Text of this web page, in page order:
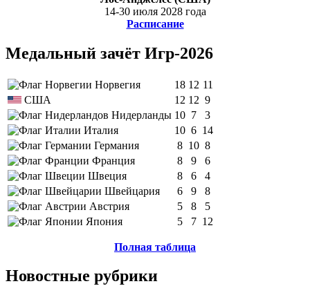
14-30 июля 2028 года
Расписание
Медальный зачёт Игр-2026
Норвегия 18 12 11
США
12 12 9
Нидерланды 10 7
3
Италия
10 6 14
Германия
8 10 8
Франция
8 9
6
Швеция
8 6
4
Швейцария
6 9
8
Австрия
5 8
5
Япония
5 7 12
Полная таблица
Новостные рубрики